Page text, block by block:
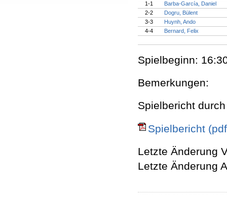
1-1
Barba-García, Daniel
2-2
Dogru, Bülent
3-3
Huynh, Ando
4-4
Bernard, Felix
Spielbeginn:
Bemerkungen:
Spielbericht
Spielbericht
Letzte Änderung
Letzte Änderung